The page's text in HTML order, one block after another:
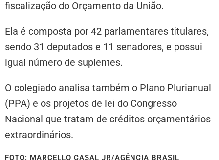
fiscalização do Orçamento da União.
Ela é composta por 42 parlamentares titulares,
sendo 31 deputados e 11 senadores, e possui
igual número de suplentes.
O colegiado analisa também o Plano Plurianual
(PPA) e os projetos de lei do Congresso
Nacional que tratam de créditos orçamentários
extraordinários.
FOTO: MARCELLO CASAL JR/AGÊNCIA BRASIL